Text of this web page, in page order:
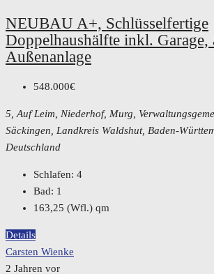
NEUBAU A+, Schlüsselfertige
Doppelhaushälfte inkl. Garage,
Außenanlage
548.000€
5, Auf Leim, Niederhof, Murg,
Säckingen, Landkreis Waldshut, Baden-
Deutschland
Schlafen: 4
Bad: 1
163,25 (Wfl.) qm
Details
Carsten Wienke
2 Jahren vor